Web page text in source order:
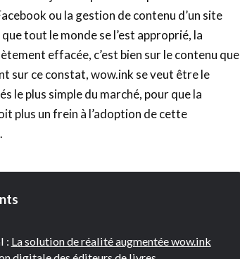
ou la gestion de contenu d’un site
tout le monde se l’est approprié, la
effacée, c’est bien sur le contenu que
sur ce constat, wow.ink se veut être le
le plus simple du marché, pour que la
plus un frein à l’adoption de cette
: La solution de réalité augmentée wow.ink